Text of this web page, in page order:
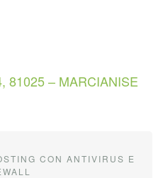
81025 – MARCIANISE
CON ANTIVIRUS E